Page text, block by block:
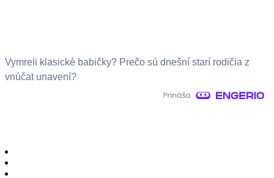
Vymreli klasické babičky? Prečo sú dnešní starí rodičia z
vnúčat unavení?